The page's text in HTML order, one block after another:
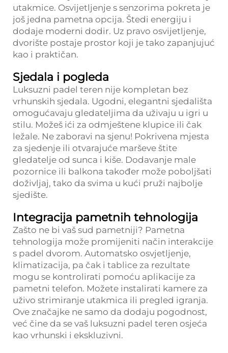
utakmice. Osvijetljenje s senzorima pokreta je
još jedna pametna opcija. Štedi energiju i
dodaje moderni dodir. Uz pravo osvijetljenje,
dvorište postaje prostor koji je tako zapanjujuć
kao i praktičan.
Sjedala i pogleda
Luksuzni padel teren nije kompletan bez
vrhunskih sjedala. Ugodni, elegantni sjedališta
omogućavaju gledateljima da uživaju u igri u
stilu. Možeš ići za odmještene klupice ili čak
ležale. Ne zaboravi na sjenu! Pokrivena mjesta
za sjedenje ili otvarajuće marševe štite
gledatelje od sunca i kiše. Dodavanje male
pozornice ili balkona također može poboljšati
doživljaj, tako da svima u kući pruži najbolje
sjedište.
Integracija pametnih tehnologija
Zašto ne bi vaš sud pametniji? Pametna
tehnologija može promijeniti način interakcije
s padel dvorom. Automatsko osvjetljenje,
klimatizacija, pa čak i tablice za rezultate
mogu se kontrolirati pomoću aplikacije za
pametni telefon. Možete instalirati kamere za
uživo strimiranje utakmica ili pregled igranja.
Ove značajke ne samo da dodaju pogodnost,
već čine da se vaš luksuzni padel teren osjeća
kao vrhunski i ekskluzivni.